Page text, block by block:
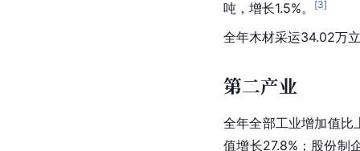
吨，增长1.5%。
[3]
全年木材采运34.02万
第二产业
全年全部工业增加值比
值增长27.8%；股份制